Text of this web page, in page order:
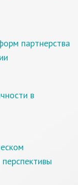
партнерства
в